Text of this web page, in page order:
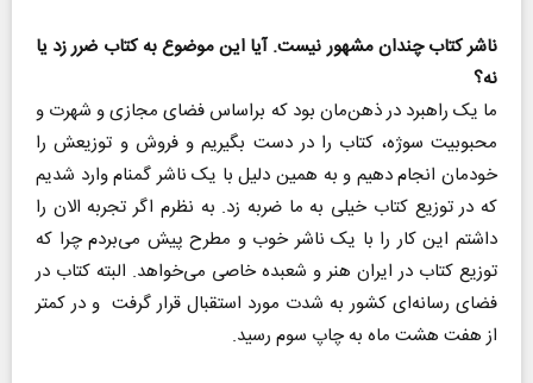
ناشر کتاب چندان مشهور نیست. آیا این موضوع به کتاب ضرر زد یا
نه؟
ما یک راهبرد در ذهن‌مان بود که براساس فضای مجازی و شهرت و
محبوبیت سوژه، کتاب را در دست بگیریم و فروش و توزیعش را
خودمان انجام دهیم و به همین دلیل با یک ناشر گمنام وارد شدیم
که در توزیع کتاب خیلی به ما ضربه زد. به نظرم اگر تجربه الان را
داشتم این کار را با یک ناشر خوب و مطرح پیش می‌بردم چرا که
توزیع کتاب در ایران هنر و شعبده خاصی می‌خواهد. البته کتاب در
فضای رسانه‌ای کشور به شدت مورد استقبال قرار گرفت و در کمتر
از هفت هشت ماه به چاپ سوم رسید.